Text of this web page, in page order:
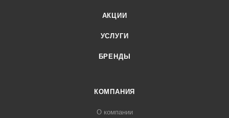
АКЦИИ
УСЛУГИ
БРЕНДЫ
КОМПАНИЯ
О компании